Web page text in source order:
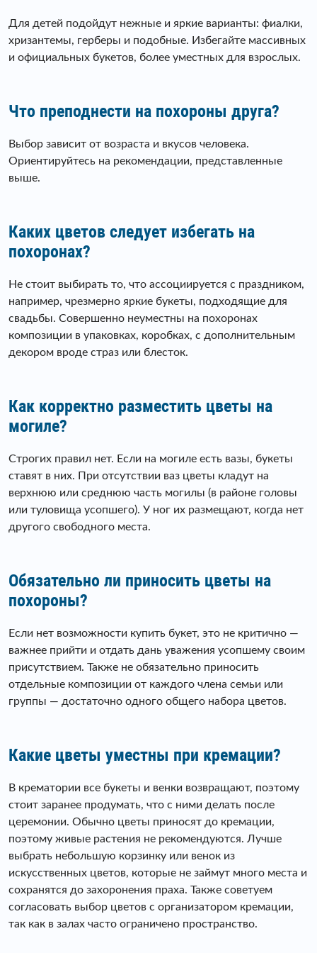
Для детей подойдут нежные и яркие варианты: фиалки,
хризантемы, герберы и подобные. Избегайте массивных
и официальных букетов, более уместных для взрослых.
Что преподнести на похороны друга?
Выбор зависит от возраста и вкусов человека.
Ориентируйтесь на рекомендации, представленные
выше.
Каких цветов следует избегать на
похоронах?
Не стоит выбирать то, что ассоциируется с праздником,
например, чрезмерно яркие букеты, подходящие для
свадьбы. Совершенно неуместны на похоронах
композиции в упаковках, коробках, с дополнительным
декором вроде страз или блесток.
Как корректно разместить цветы на
могиле?
Строгих правил нет. Если на могиле есть вазы, букеты
ставят в них. При отсутствии ваз цветы кладут на
верхнюю или среднюю часть могилы (в районе головы
или туловища усопшего). У ног их размещают, когда нет
другого свободного места.
Обязательно ли приносить цветы на
похороны?
Если нет возможности купить букет, это не критично —
важнее прийти и отдать дань уважения усопшему своим
присутствием. Также не обязательно приносить
отдельные композиции от каждого члена семьи или
группы — достаточно одного общего набора цветов.
Какие цветы уместны при кремации?
В крематории все букеты и венки возвращают, поэтому
стоит заранее продумать, что с ними делать после
церемонии. Обычно цветы приносят до кремации,
поэтому живые растения не рекомендуются. Лучше
выбрать небольшую корзинку или венок из
искусственных цветов, которые не займут много места и
сохранятся до захоронения праха. Также советуем
согласовать выбор цветов с организатором кремации,
так как в залах часто ограничено пространство.